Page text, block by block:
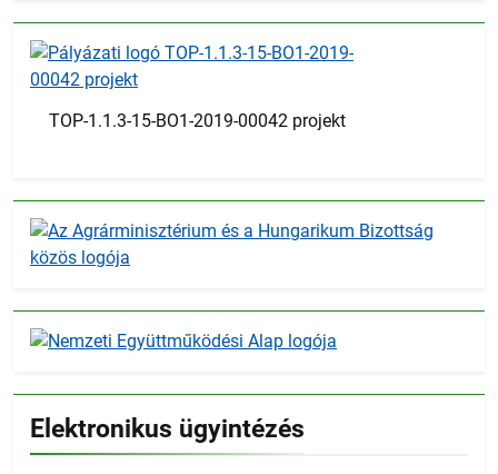
TOP-1.1.3-15-BO1-2019-00042 projekt
Elektronikus ügyintézés